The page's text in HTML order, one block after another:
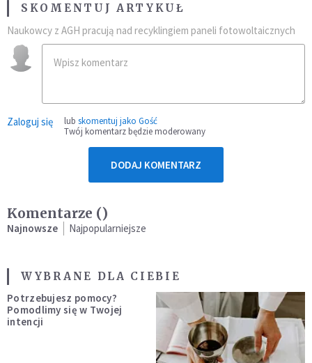
SKOMENTUJ ARTYKUŁ
Naukowcy z AGH pracują nad recyklingiem paneli fotowoltaicznych
Zaloguj się lub skomentuj jako Gość
Twój komentarz będzie moderowany
DODAJ KOMENTARZ
Komentarze ()
Najnowsze Najpopularniejsze
WYBRANE DLA CIEBIE
Potrzebujesz pomocy?
Pomodlimy się w Twojej
intencji